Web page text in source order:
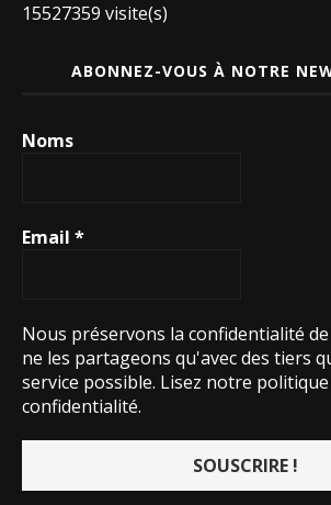
15527359 visite(s)
ABONNEZ-VOUS À NOTRE
Noms
Email *
Nous préservons la confidentialité
ne les partageons qu'avec des tiers
service possible. Lisez notre politique
confidentialité.